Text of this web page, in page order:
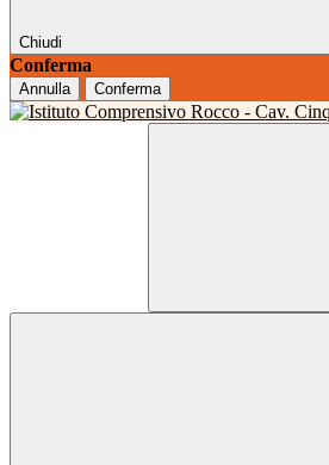
Chiudi
Conferma
Annulla Conferma